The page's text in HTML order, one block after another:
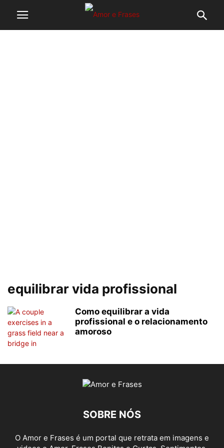
equilibrar vida profissional
Como equilibrar a vida
profissional e o relacionamento
amoroso
SOBRE NÓS
O Amor e Frases é um portal que retrata em imagens e